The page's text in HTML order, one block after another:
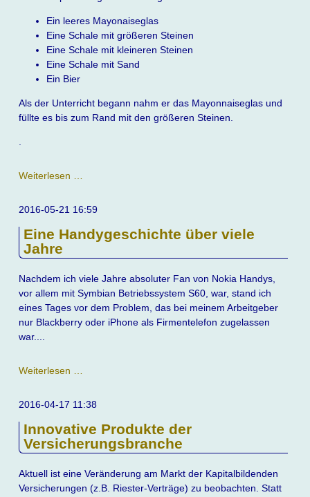
Ein leeres Mayonaiseglas
Eine Schale mit größeren Steinen
Eine Schale mit kleineren Steinen
Eine Schale mit Sand
Ein Bier
Als der Unterricht begann nahm er das Mayonnaiseglas und
füllte es bis zum Rand mit den größeren Steinen.
.
Weiterlesen …
Geschichte
Bier
2016-05-21 16:59
Eine Handygeschichte über viele
Jahre
Nachdem ich viele Jahre absoluter Fan von Nokia Handys,
vor allem mit Symbian Betriebssystem S60, war, stand ich
eines Tages vor dem Problem, das bei meinem Arbeitgeber
nur Blackberry oder iPhone als Firmentelefon zugelassen
war....
Weiterlesen …
über
Jahre
2016-04-17 11:38
Innovative Produkte der
Versicherungsbranche
Aktuell ist eine Veränderung am Markt der Kapitalbildenden
Versicherungen (z.B. Riester-Verträge) zu beobachten. Statt